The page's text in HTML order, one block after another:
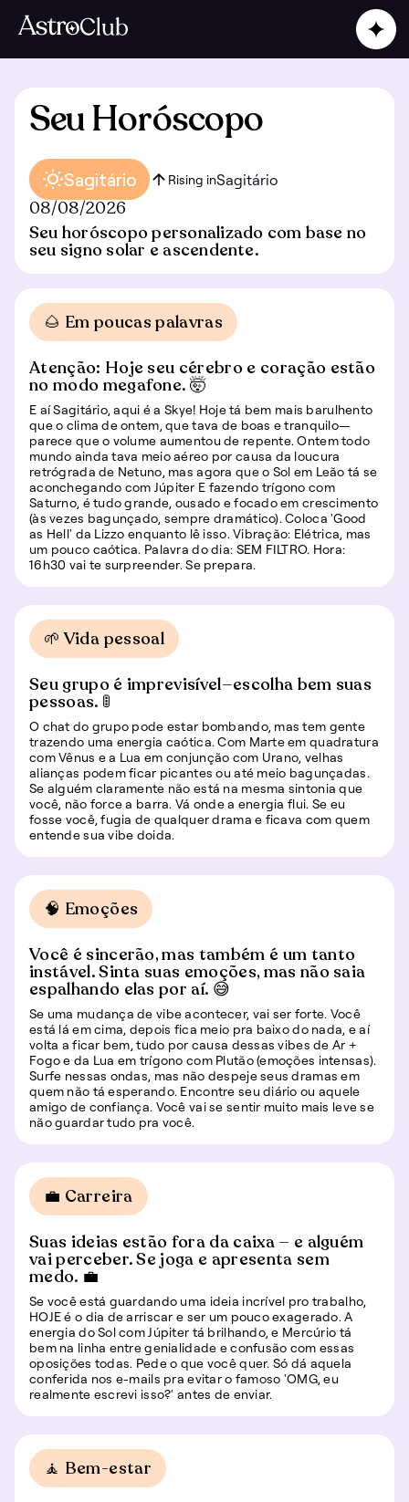
Seu Horóscopo
Sagitário Rising inSagitário
08/08/2026
Seu horóscopo personalizado com base no
seu signo solar e ascendente.
🌰 Em poucas palavras
Atenção: Hoje seu cérebro e coração estão
no modo megafone. 🤯
E aí Sagitário, aqui é a Skye! Hoje tá bem mais barulhento
que o clima de ontem, que tava de boas e tranquilo—
parece que o volume aumentou de repente. Ontem todo
mundo ainda tava meio aéreo por causa da loucura
retrógrada de Netuno, mas agora que o Sol em Leão tá se
aconchegando com Júpiter E fazendo trígono com
Saturno, é tudo grande, ousado e focado em crescimento
(às vezes bagunçado, sempre dramático). Coloca 'Good
as Hell' da Lizzo enquanto lê isso. Vibração: Elétrica, mas
um pouco caótica. Palavra do dia: SEM FILTRO. Hora:
16h30 vai te surpreender. Se prepara.
🌱 Vida pessoal
Seu grupo é imprevisível—escolha bem suas
pessoas. 🚦
O chat do grupo pode estar bombando, mas tem gente
trazendo uma energia caótica. Com Marte em quadratura
com Vênus e a Lua em conjunção com Urano, velhas
alianças podem ficar picantes ou até meio bagunçadas.
Se alguém claramente não está na mesma sintonia que
você, não force a barra. Vá onde a energia flui. Se eu
fosse você, fugia de qualquer drama e ficava com quem
entende sua vibe doida.
🧠 Emoções
Você é sincerão, mas também é um tanto
instável. Sinta suas emoções, mas não saia
espalhando elas por aí. 😅
Se uma mudança de vibe acontecer, vai ser forte. Você
está lá em cima, depois fica meio pra baixo do nada, e aí
volta a ficar bem, tudo por causa dessas vibes de Ar +
Fogo e da Lua em trígono com Plutão (emoções intensas).
Surfe nessas ondas, mas não despeje seus dramas em
quem não tá esperando. Encontre seu diário ou aquele
amigo de confiança. Você vai se sentir muito mais leve se
não guardar tudo pra você.
💼 Carreira
Suas ideias estão fora da caixa — e alguém
vai perceber. Se joga e apresenta sem
medo. 💼
Se você está guardando uma ideia incrível pro trabalho,
HOJE é o dia de arriscar e ser um pouco exagerado. A
energia do Sol com Júpiter tá brilhando, e Mercúrio tá
bem na linha entre genialidade e confusão com essas
oposições todas. Pede o que você quer. Só dá aquela
conferida nos e-mails pra evitar o famoso 'OMG, eu
realmente escrevi isso?' antes de enviar.
🧘 Bem-estar